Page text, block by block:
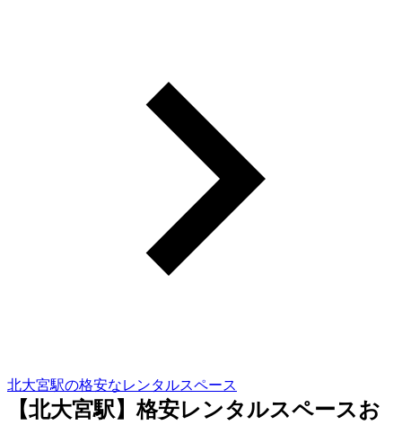
北大宮駅の格安なレンタルスペース
【北大宮駅】格安レンタルスペースお